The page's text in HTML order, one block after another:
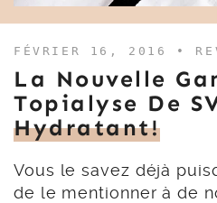
FÉVRIER 16, 2016 •
La Nouvelle
Topialyse De
Hydratant!
Vous le savez déjà
de le mentionner à de